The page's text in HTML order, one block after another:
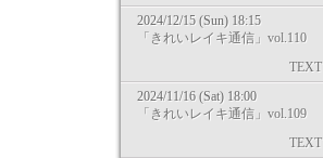
2024/12/15 (Sun) 18:15
「きれいレイキ通信」vol.110
TEXT
2024/11/16 (Sat) 18:00
「きれいレイキ通信」vol.109
TEXT